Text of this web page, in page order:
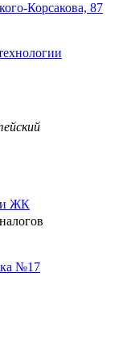
Корсакова, 87
ЖК
№17